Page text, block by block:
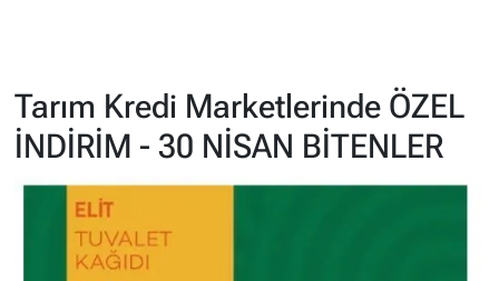
Tarım Kredi Marketlerinde ÖZEL
İNDİRİM - 30 NİSAN BİTENLER